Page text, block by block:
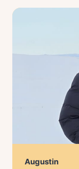
Augustin